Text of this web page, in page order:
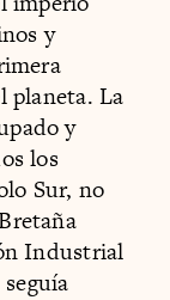
y
planeta. La
y
los
Sur, no
Industrial